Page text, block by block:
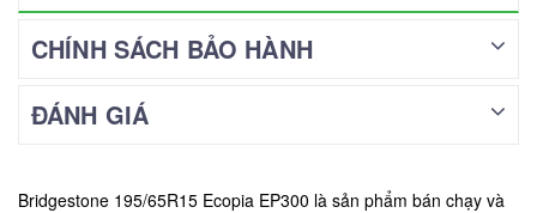
CHÍNH SÁCH BẢO HÀNH
ĐÁNH GIÁ
Bridgestone 195/65R15 Ecopia EP300 là sản phẩm bán chạy và